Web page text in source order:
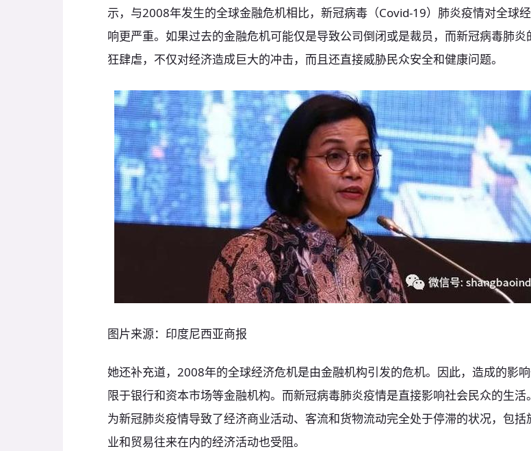
示，与2008年发生的全球金融危机相比，新冠病毒（Covid-19）肺炎疫情对全球
响更严重。如果过去的金融危机可能仅是导致公司倒闭或是裁员，而新冠病毒肺炎
狂肆虐，不仅对经济造成巨大的冲击，而且还直接威胁民众安全和健康问题。
图片来源：印度尼西亚商报
她还补充道，2008年的全球经济危机是由金融机构引发的危机。因此，造成的影
限于银行和资本市场等金融机构。而新冠病毒肺炎疫情是直接影响社会民众的生活
为新冠肺炎疫情导致了经济商业活动、客流和货物流动完全处于停滞的状况，包括
业和贸易往来在内的经济活动也受阻。